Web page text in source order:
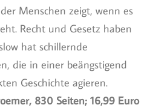
Menschen zeigt, wenn es
Recht und Gesetz haben
hat schillernde
die in einer beängstigend
Geschichte agieren.
830 Seiten; 16,99 Euro